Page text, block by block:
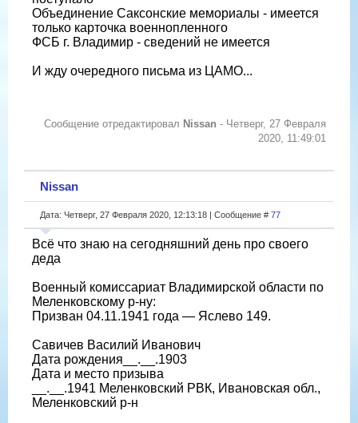
Объединение Саксонские мемориалы - имеется
только карточка военнопленного
ФСБ г. Владимир - сведений не имеется
И жду очередного письма из ЦАМО...
Сообщение отредактировал Nissan - Четверг, 27 Февраля
2020, 11:49:01
Nissan
Дата: Четверг, 27 Февраля 2020, 12:13:18 | Сообщение # 77
Всё что знаю на сегодняшний день про своего
деда
Военный комиссариат Владимирской области по
Меленковскому р-ну:
Призван 04.11.1941 года — Яслево 149.
Савичев Василий Иванович
Дата рождения__.__.1903
Дата и место призыва
__.__.1941 Меленковский РВК, Ивановская обл.,
Меленковский р-н